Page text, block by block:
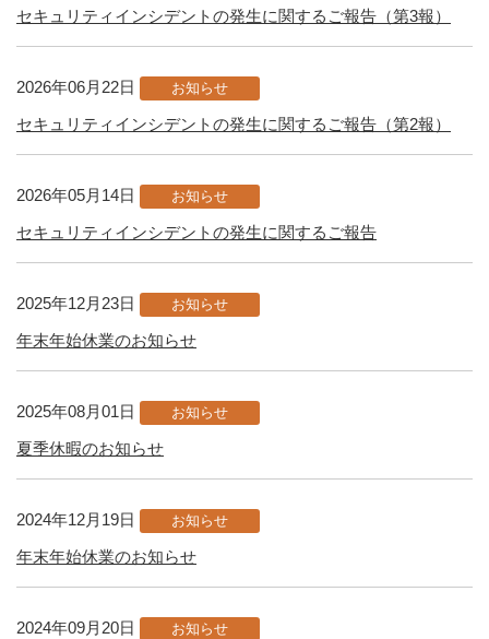
セキュリティインシデントの発生に関するご報告（第3報）
2026年06月22日 お知らせ
セキュリティインシデントの発生に関するご報告（第2報）
2026年05月14日 お知らせ
セキュリティインシデントの発生に関するご報告
2025年12月23日 お知らせ
年末年始休業のお知らせ
2025年08月01日 お知らせ
夏季休暇のお知らせ
2024年12月19日 お知らせ
年末年始休業のお知らせ
2024年09月20日 お知らせ